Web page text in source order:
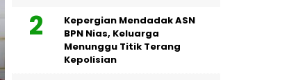
Kepergian Mendadak ASN
BPN Nias, Keluarga
Menunggu Titik Terang
Kepolisian